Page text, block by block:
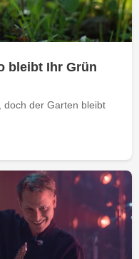
bleibt Ihr Grün
doch der Garten bleibt